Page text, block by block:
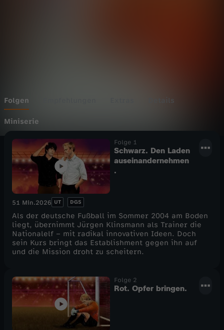
r
m
ä
r
c
e
n
Folgen Details
Miniserie
Folge 1
Schwarz. Den Laden
auseinandernehmen
.
51 Min.2026 UT DGS
Als der deutsche Fußball im Sommer 2004 am Boden
liegt, übernimmt Jürgen Klinsmann als Trainer die
Nationalelf – mit radikal innovativen Ideen. Doch
sein Kurs bringt das Establishment gegen ihn auf
und die Mission droht zu scheitern.
Folge 2
Rot. Opfer bringen.